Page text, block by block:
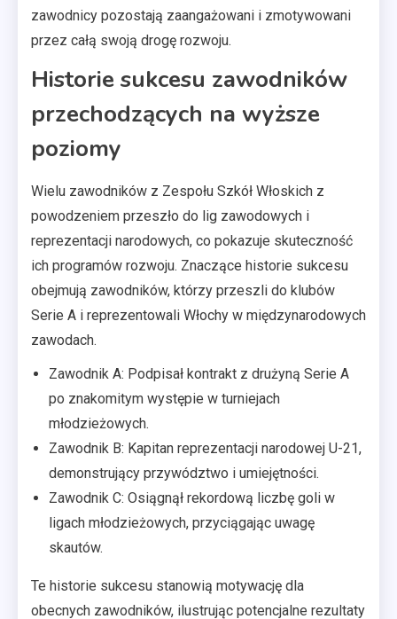
zawodnicy pozostają zaangażowani i zmotywowani
przez całą swoją drogę rozwoju.
Historie sukcesu zawodników
przechodzących na wyższe
poziomy
Wielu zawodników z Zespołu Szkół Włoskich z
powodzeniem przeszło do lig zawodowych i
reprezentacji narodowych, co pokazuje skuteczność
ich programów rozwoju. Znaczące historie sukcesu
obejmują zawodników, którzy przeszli do klubów
Serie A i reprezentowali Włochy w międzynarodowych
zawodach.
Zawodnik A: Podpisał kontrakt z drużyną Serie A
po znakomitym występie w turniejach
młodzieżowych.
Zawodnik B: Kapitan reprezentacji narodowej U-21,
demonstrujący przywództwo i umiejętności.
Zawodnik C: Osiągnął rekordową liczbę goli w
ligach młodzieżowych, przyciągając uwagę
skautów.
Te historie sukcesu stanowią motywację dla
obecnych zawodników, ilustrując potencjalne rezultaty